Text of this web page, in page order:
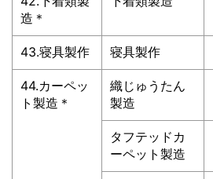
造＊
43.寝具製作 寝具製作
44.カーペッ
ト製造＊
織じゅうたん
製造
タフテッドカ
ーペット製造